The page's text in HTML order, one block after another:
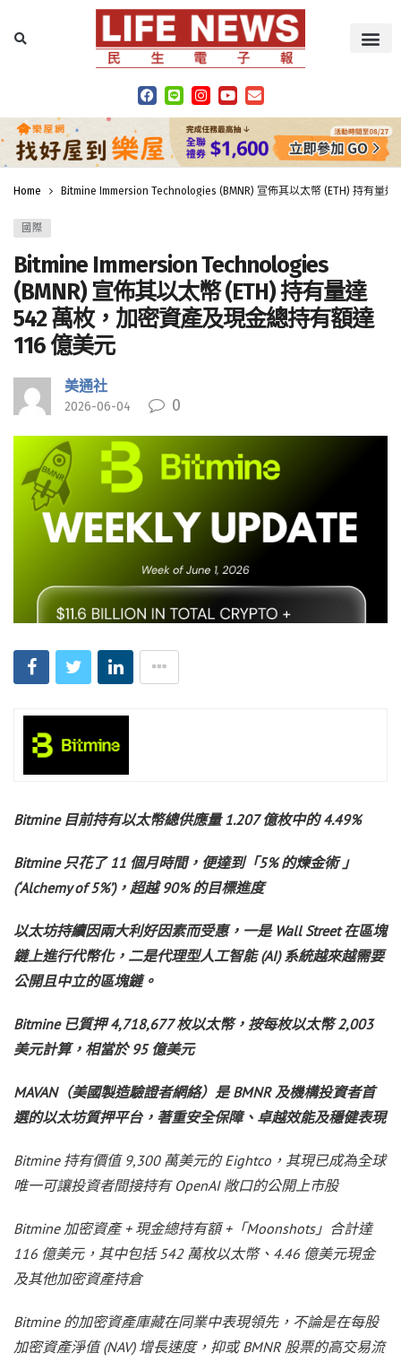
Home Bitmine Immersion Technologies (BMNR) 宣佈其以太幣 (ETH) 持有量
國際
Bitmine Immersion Technologies
(BMNR) 宣佈其以太幣 (ETH) 持有量達
542 萬枚，加密資產及現金總持有額達
116 億美元
美通社
2026-06-04 0
Bitmine 目前持有以太幣總供應量 1.207 億枚中的 4.49%
Bitmine 只花了 11 個月時間，便達到「5% 的煉金術 」
(‘Alchemy of 5%’)，超越 90% 的目標進度
以太坊持續因兩大利好因素而受惠，一是 Wall Street 在區塊
鏈上進行代幣化，二是代理型人工智能 (AI) 系統越來越需要
公開且中立的區塊鏈。
Bitmine 已質押 4,718,677 枚以太幣，按每枚以太幣 2,003
美元計算，相當於 95 億美元
MAVAN（美國製造驗證者網絡）是 BMNR 及機構投資者首
選的以太坊質押平台，著重安全保障、卓越效能及穩健表現
Bitmine 持有價值 9,300 萬美元的 Eightco，其現已成為全球
唯一可讓投資者間接持有 OpenAI 敞口的公開上市股
Bitmine 加密資產 + 現金總持有額 +「Moonshots」合計達
116 億美元，其中包括 542 萬枚以太幣、4.46 億美元現金
及其他加密資產持倉
Bitmine 的加密資產庫藏在同業中表現領先，不論是在每股
加密資產淨值 (NAV) 增長速度，抑或 BMNR 股票的高交易流